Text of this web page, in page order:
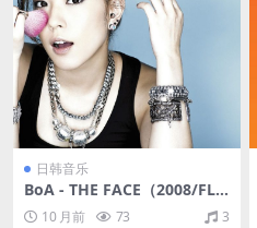
日韩音乐
BoA - THE FACE（2008/FLA
C/分轨/488M）
10 月前 73 3